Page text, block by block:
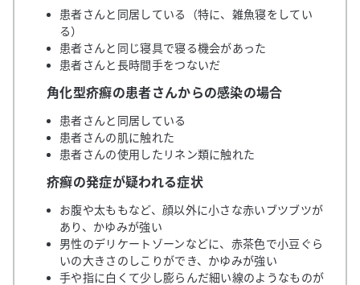
患者さんと同居している（特に、雑魚寝をしてい
る）
患者さんと同じ寝具で寝る機会があった
患者さんと長時間手をつないだ
角化型疥癬の患者さんからの感染の場合
患者さんと同居している
患者さんの肌に触れた
患者さんの使用したリネン類に触れた
疥癬の発症が疑われる症状
お腹や太ももなど、顔以外に小さな赤いブツブツが
あり、かゆみが強い
男性のデリケートゾーンなどに、赤茶色で小豆ぐら
いの大きさのしこりができ、かゆみが強い
手や指に白くて少し膨らんだ細い線のようなものが